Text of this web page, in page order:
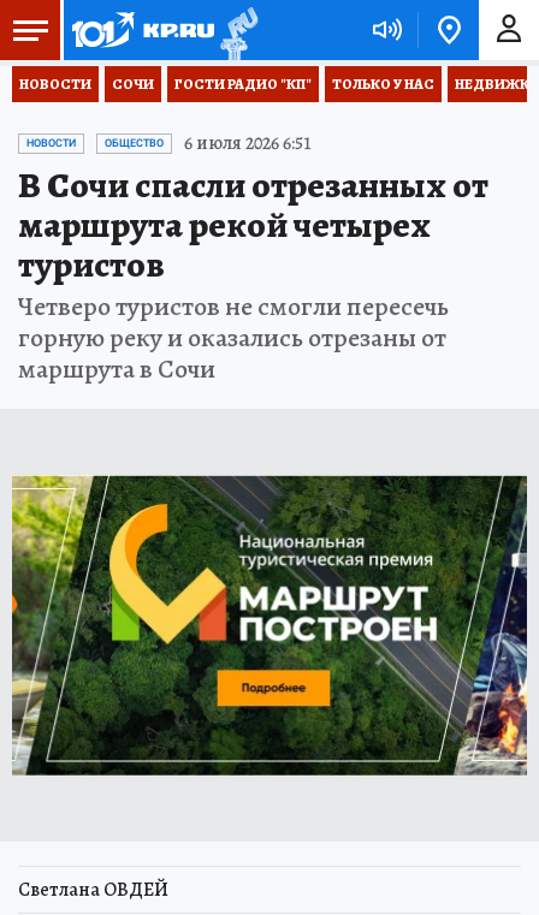
НОВОСТИ СОЧИ ГОСТИ РАДИО "КП" ТОЛЬКО У НАС НЕДВИЖКА
НОВОСТИ ОБЩЕСТВО 6 июля 2026 6:51
В Сочи спасли отрезанных от
маршрута рекой четырех
туристов
Четверо туристов не смогли пересечь
горную реку и оказались отрезаны от
маршрута в Сочи
Светлана ОВДЕЙ